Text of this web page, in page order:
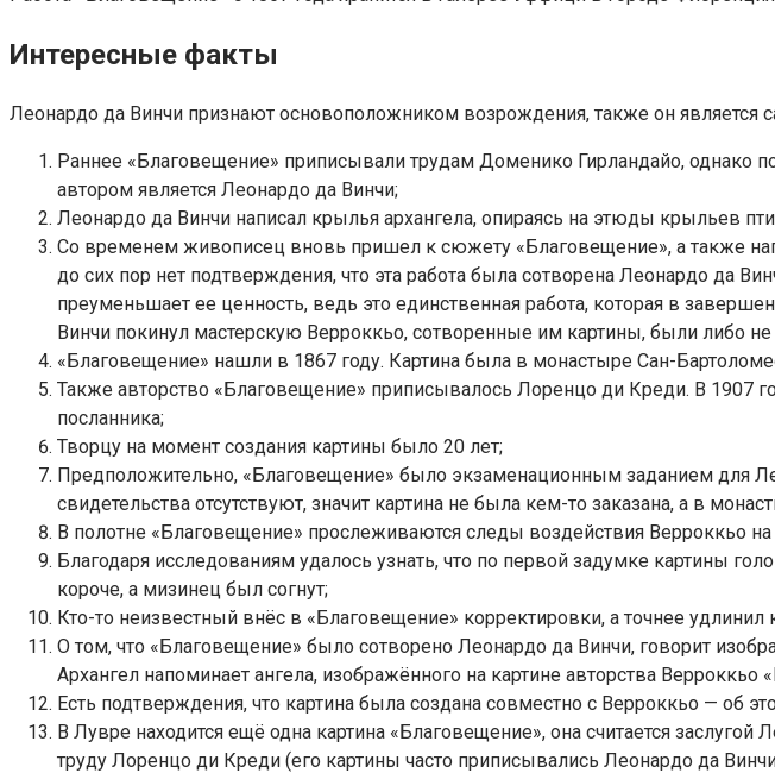
Интересные факты
Леонардо да Винчи признают основоположником возрождения, также он является
Раннее «Благовещение» приписывали трудам Доменико Гирландайо, однако
автором является Леонардо да Винчи;
Леонардо да Винчи написал крылья архангела, опираясь на этюды крыльев
Со временем живописец вновь пришел к сюжету «Благовещение», а также
до сих пор нет подтверждения, что эта работа была сотворена Леонардо да
преуменьшает ее ценность, ведь это единственная работа, которая в
Винчи покинул мастерскую Верроккьо, сотворенные им картины, были либо
«Благовещение» нашли в 1867 году. Картина была в монастыре Сан-
Также авторство «Благовещение» приписывалось Лоренцо ди Креди. В 1907
посланника;
Творцу на момент создания картины было 20 лет;
Предположительно, «Благовещение» было экзаменационным заданием для
свидетельства отсутствуют, значит картина не была кем-то заказана, а в
В полотне «Благовещение» прослеживаются следы воздействия Верроккьо
Благодаря исследованиям удалось узнать, что по первой задумке картины
короче, а мизинец был согнут;
Кто-то неизвестный внёс в «Благовещение» корректировки, а точнее удлинил
О том, что «Благовещение» было сотворено Леонардо да Винчи, говорит
Архангел напоминает ангела, изображённого на картине авторства
Есть подтверждения, что картина была создана совместно с Верроккьо — об
В Лувре находится ещё одна картина «Благовещение», она считается
труду Лоренцо ди Креди (его картины часто приписывались Леонардо да